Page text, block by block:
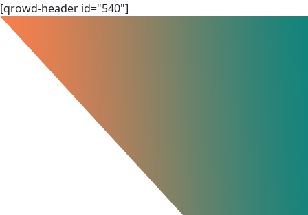
Skip
to
content
[qrowd-header id="540"]